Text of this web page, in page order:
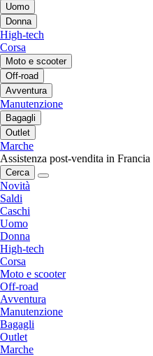
Uomo
Donna
High-tech
Corsa
Moto e scooter
Off-road
Avventura
Manutenzione
Bagagli
Outlet
Marche
Assistenza post-vendita in Francia
Cerca
Novità
Saldi
Caschi
Uomo
Donna
High-tech
Corsa
Moto e scooter
Off-road
Avventura
Manutenzione
Bagagli
Outlet
Marche